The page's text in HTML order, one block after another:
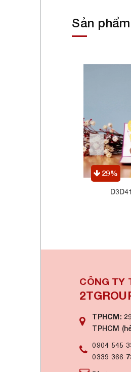
Sản
D3D41 - THIỆP 3D GIA ĐÌNH
CÔNG TY
TPHCM:
TPHCM
0904 545
0339 366